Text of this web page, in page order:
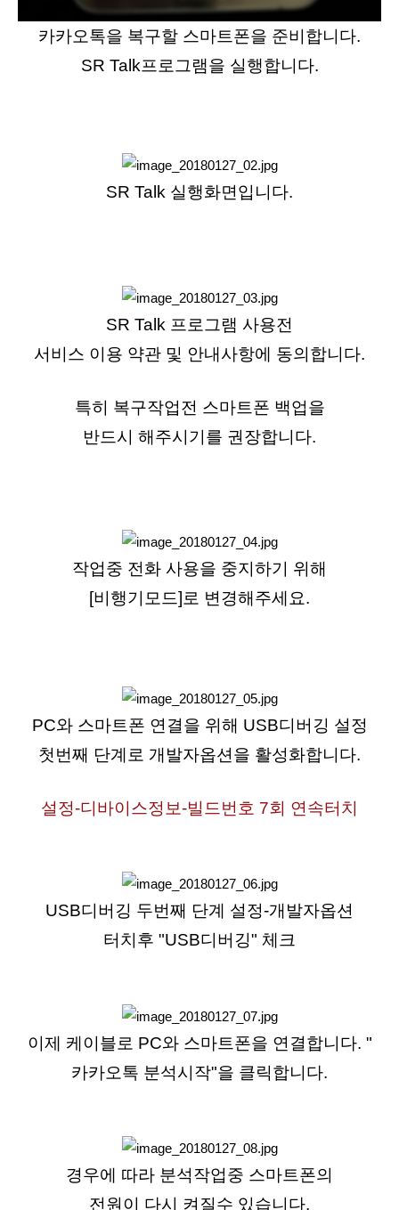
카카오톡을 복구할 스마트폰을 준비합니다.
SR Talk프로그램을 실행합니다.
SR Talk 실행화면입니다.
SR Talk 프로그램 사용전
서비스 이용 약관 및 안내사항에 동의합니다.
특히 복구작업전 스마트폰 백업을
반드시 해주시기를 권장합니다.
작업중 전화 사용을 중지하기 위해
[비행기모드]로 변경해주세요.
PC와 스마트폰 연결을 위해 USB디버깅 설정
첫번째 단계로 개발자옵션을 활성화합니다.
설정-디바이스정보-빌드번호 7회 연속터치
USB디버깅 두번째 단계 설정-개발자옵션
터치후 "USB디버깅" 체크
이제 케이블로 PC와 스마트폰을 연결합니다. "
카카오톡 분석시작"을 클릭합니다.
경우에 따라 분석작업중 스마트폰의
전원이 다시 켜질수 있습니다.